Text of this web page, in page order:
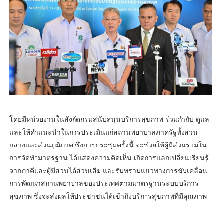
โดยมีหน่วยงานในสังกัดกรมสนับสนุนบริการสุขภาพ ร่วมกำกับ ดูแล
และให้คำแนะนำในการประเมินแก่สถานพยาบาลภาครัฐทั้งส่วน
กลางและส่วนภูมิภาค ซึ่งการประชุมครั้งนี้ จะช่วยให้ผู้มีส่วนร่วมใน
การจัดทำมาตรฐาน ได้แสดงความคิดเห็น เกิดการแลกเปลี่ยนเรียนรู้
จากภาคีและผู้มีส่วนได้ส่วนเสีย และรับทราบแนวทางการขับเคลื่อน
การพัฒนาสถานพยาบาลของประเทศตามมาตรฐานระบบบริการ
สุขภาพ ซึ่งจะส่งผลให้ประชาชนได้เข้าถึงบริการสุขภาพที่มีคุณภาพ